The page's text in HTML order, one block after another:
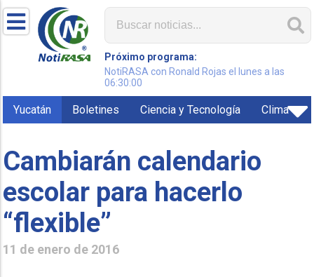
Próximo programa:
NotiRASA con Ronald Rojas el lunes a las
06:30:00
Yucatán Boletines Ciencia y Tecnología Clima
Cambiarán calendario
escolar para hacerlo
“flexible”
11 de enero de 2016